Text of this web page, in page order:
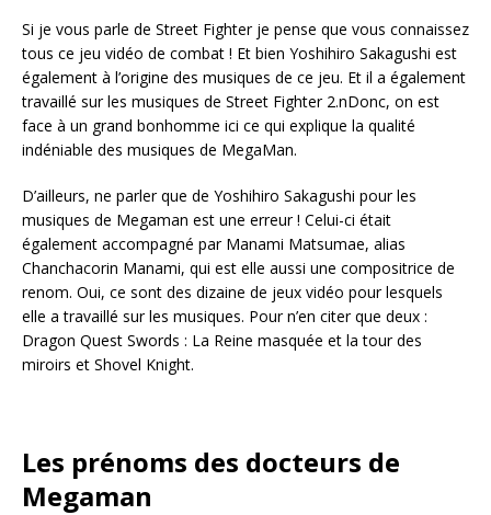
Si je vous parle de Street Fighter je pense que vous connaissez
tous ce jeu vidéo de combat ! Et bien Yoshihiro Sakagushi est
également à l’origine des musiques de ce jeu. Et il a également
travaillé sur les musiques de Street Fighter 2.nDonc, on est
face à un grand bonhomme ici ce qui explique la qualité
indéniable des musiques de MegaMan.
D’ailleurs, ne parler que de Yoshihiro Sakagushi pour les
musiques de Megaman est une erreur ! Celui-ci était
également accompagné par Manami Matsumae, alias
Chanchacorin Manami, qui est elle aussi une compositrice de
renom. Oui, ce sont des dizaine de jeux vidéo pour lesquels
elle a travaillé sur les musiques. Pour n’en citer que deux :
Dragon Quest Swords : La Reine masquée et la tour des
miroirs et Shovel Knight.
Les prénoms des docteurs de
Megaman